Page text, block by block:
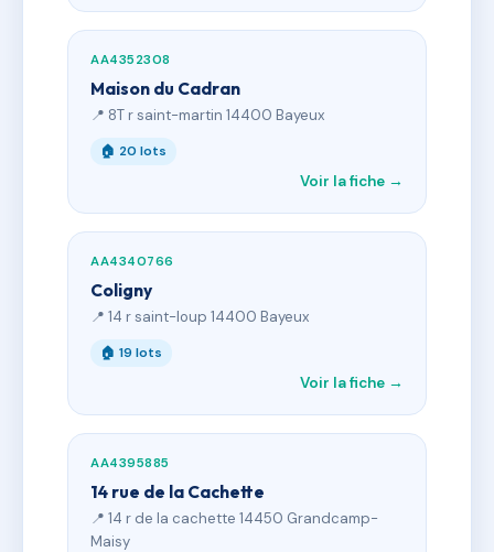
AA4352308
Maison du Cadran
📍 8T r saint-martin 14400 Bayeux
🏠 20 lots
Voir la fiche →
AA4340766
Coligny
📍 14 r saint-loup 14400 Bayeux
🏠 19 lots
Voir la fiche →
AA4395885
14 rue de la Cachette
📍 14 r de la cachette 14450 Grandcamp-
Maisy